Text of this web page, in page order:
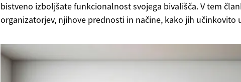
bistveno izboljšate funkcionalnost svojega bivališča. V tem
organizatorjev, njihove prednosti in načine, kako jih učinkovito